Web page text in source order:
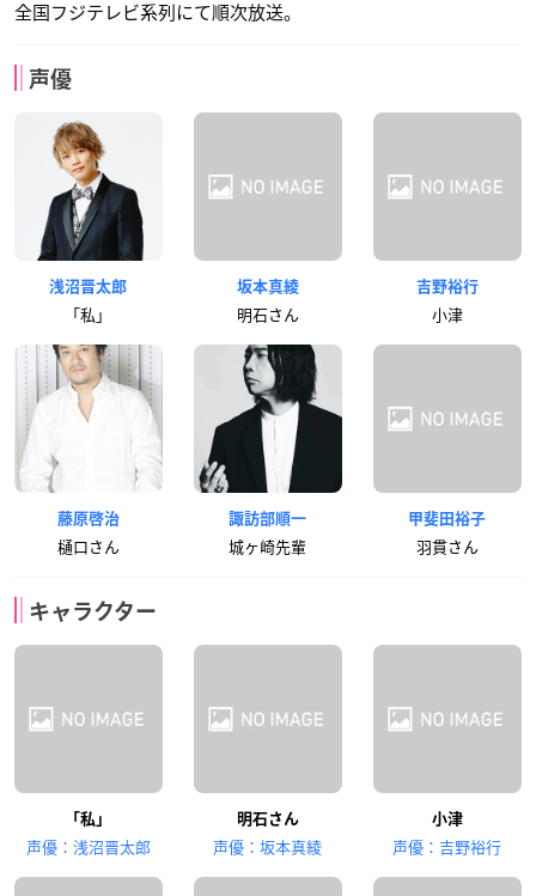
全国フジテレビ系列にて順次放送。
声優
浅沼晋太郎
「私」
坂本真綾
明石さん
吉野裕行
小津
藤原啓治
樋口さん
諏訪部順一
城ヶ崎先輩
甲斐田裕子
羽貫さん
キャラクター
「私」
声優：浅沼晋太郎
明石さん
声優：坂本真綾
小津
声優：吉野裕行